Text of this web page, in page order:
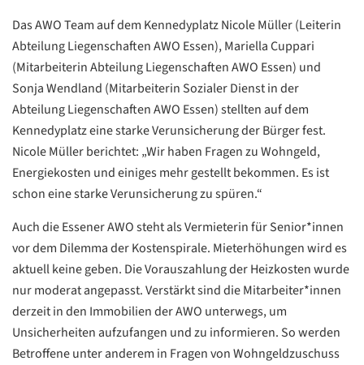
Das AWO Team auf dem Kennedyplatz Nicole Müller (Leiterin
Abteilung Liegenschaften AWO Essen), Mariella Cuppari
(Mitarbeiterin Abteilung Liegenschaften AWO Essen) und
Sonja Wendland (Mitarbeiterin Sozialer Dienst in der
Abteilung Liegenschaften AWO Essen) stellten auf dem
Kennedyplatz eine starke Verunsicherung der Bürger fest.
Nicole Müller berichtet: „Wir haben Fragen zu Wohngeld,
Energiekosten und einiges mehr gestellt bekommen. Es ist
schon eine starke Verunsicherung zu spüren.“
Auch die Essener AWO steht als Vermieterin für Senior*innen
vor dem Dilemma der Kostenspirale. Mieterhöhungen wird es
aktuell keine geben. Die Vorauszahlung der Heizkosten wurde
nur moderat angepasst. Verstärkt sind die Mitarbeiter*innen
derzeit in den Immobilien der AWO unterwegs, um
Unsicherheiten aufzufangen und zu informieren. So werden
Betroffene unter anderem in Fragen von Wohngeldzuschuss
Datenschutzerklärung
ZURÜCK
Datenschutzerklärung
Google
Datenschutzerklärung
Übersetzen
/
Translate
ZURÜCK